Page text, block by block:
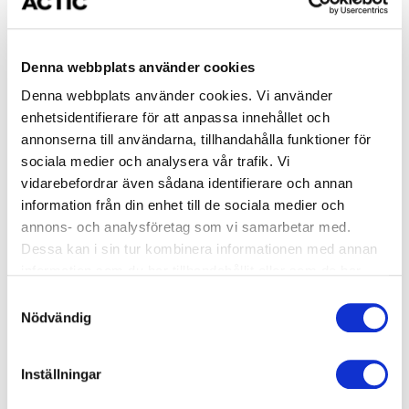
Denna webbplats använder cookies
Denna webbplats använder cookies. Vi använder
enhetsidentifierare för att anpassa innehållet och
annonserna till användarna, tillhandahålla funktioner för
sociala medier och analysera vår trafik. Vi
vidarebefordrar även sådana identifierare och annan
information från din enhet till de sociala medier och
annons- och analysföretag som vi samarbetar med.
Dessa kan i sin tur kombinera informationen med annan
Nödvändig
Inställningar
E-post
Telefon +46(0)122590444
Öppettider
Bad
06:00-20:00
Torsdag 06:00-20:00 ( Relax 10:00-20:00 )